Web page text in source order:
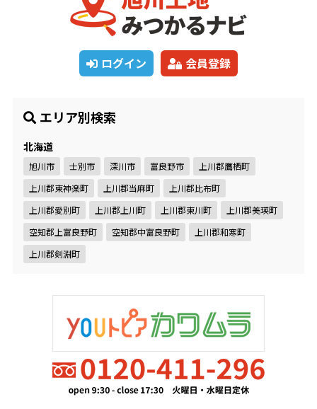
ログイン 会員登録
エリア別検索
北海道
旭川市 士別市 深川市 富良野市
上川郡鷹栖町
上川郡東神楽町
上川郡当麻町
上川郡比布町
上川郡愛別町
上川郡上川町 上川郡東川町
上川郡美瑛町
空知郡上富良野町
空知郡中富良野町
上川郡和寒町
上川郡剣淵町